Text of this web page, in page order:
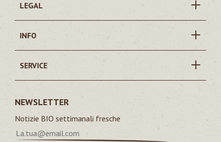
LEGAL
INFO
SERVICE
NEWSLETTER
Notizie BIO settimanali fresche